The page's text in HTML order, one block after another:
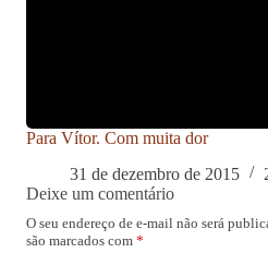
Para Vítor. Com muita dor
31 de dezembro de 2015
Deixe um comentário
O seu endereço de e-mail não será
são marcados com *